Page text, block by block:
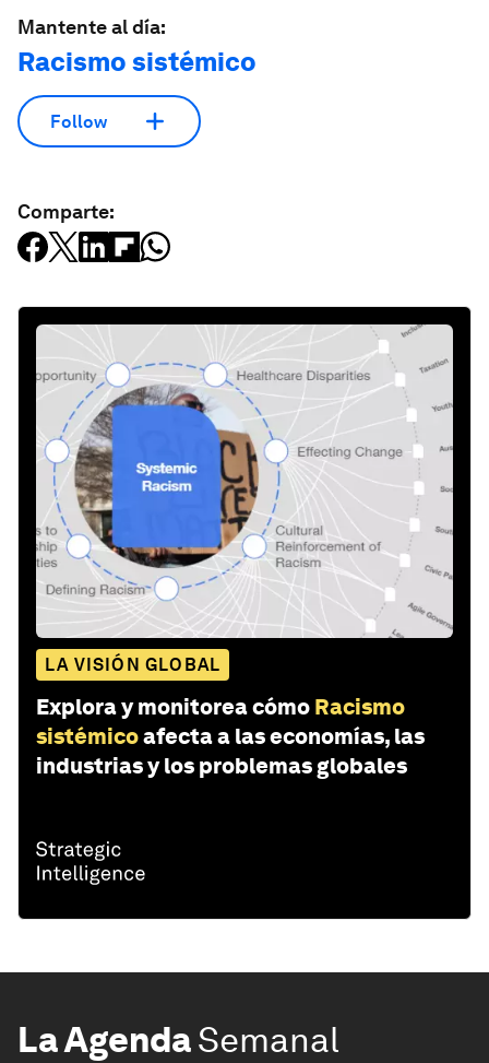
Mantente al día:
Racismo sistémico
Follow
Comparte:
LA VISIÓN GLOBAL
Explora y monitorea cómo Racismo
sistémicoafecta a las economías, las
industrias y los problemas globales
La AgendaSemanal